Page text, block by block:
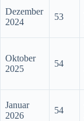
Dezember
2024
53
Oktober
2025
54
Januar
2026
54